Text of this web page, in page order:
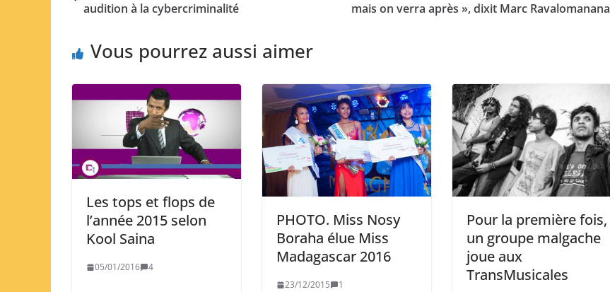
audition à la cybercriminalité
mais on verra après », dixit Marc Ravalomanana
Vous pourrez aussi aimer
Les tops et flops de
l’année 2015 selon
Kool Saina
05/01/2016 4
PHOTO. Miss Nosy
Boraha élue Miss
Madagascar 2016
23/12/2015 1
Pour la première fois,
un groupe malgache
joue aux
TransMusicales